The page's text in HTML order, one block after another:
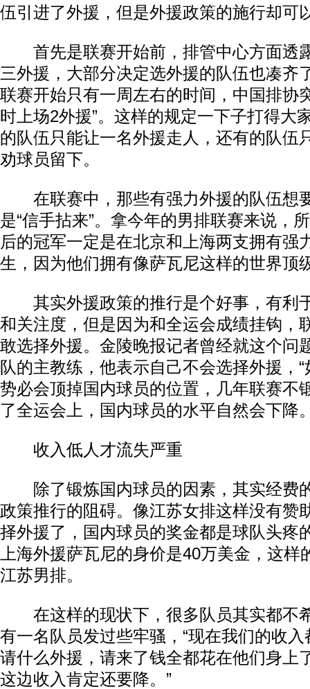
伍引进了外援，但是外援政策的施行却可
首先是联赛开始前，排管中心方面透
三外援，大部分决定选外援的队伍也凑齐
联赛开始只有一周左右的时间，中国排协
时上场2外援”。这样的规定一下子打得大
的队伍只能让一名外援走人，还有的队伍
劝球员留下。
在联赛中，那些有强力外援的队伍想
是“信手拈来”。拿今年的男排联赛来说，
后的冠军一定是在北京和上海两支拥有强
生，因为他们拥有像萨瓦尼这样的世界顶
其实外援政策的推行是个好事，有利
和关注度，但是因为和全运会成绩挂钩，
敢选择外援。金陵晚报记者曾经就这个问
队的主教练，他表示自己不会选择外援，
势必会顶掉国内球员的位置，几年联赛不
了全运会上，国内球员的水平自然会下降
收入低人才流失严重
除了锻炼国内球员的因素，其实经费
政策推行的阻碍。像江苏女排这样没有赞
择外援了，国内球员的奖金都是球队头疼
上海外援萨瓦尼的身价是40万美金，这样
江苏男排。
在这样的现状下，很多队员其实都不
有一名队员发过些牢骚，“现在我们的收
请什么外援，请来了钱全都花在他们身上
这边收入肯定还要降。”